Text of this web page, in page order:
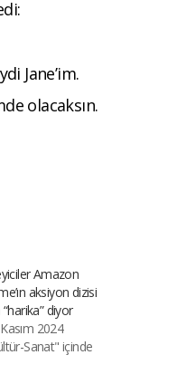
Jane’im.
olacaksın.
Amazon
aksiyon dizisi
“harika” diyor
2024
Sanat" içinde